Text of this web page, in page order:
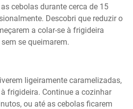
cebolas durante cerca de 15
Descobri que reduzir o
a colar-se à frigideira
se queimarem.
ligeiramente caramelizadas,
frigideira. Continue a cozinhar
ou até as cebolas ficarem